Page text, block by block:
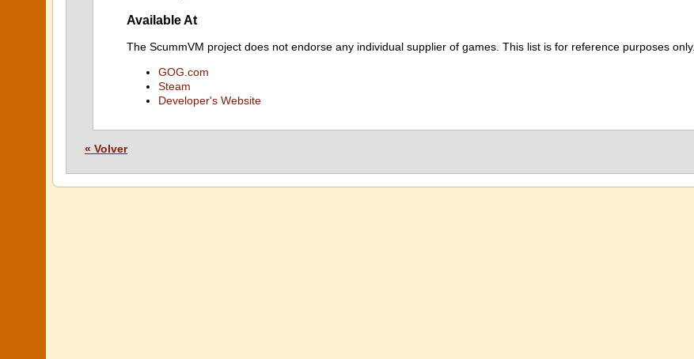
Available At
The ScummVM project does not endorse any individual supplier of games. This list is for reference purposes only.
GOG.com
Steam
Developer's Website
« Volver